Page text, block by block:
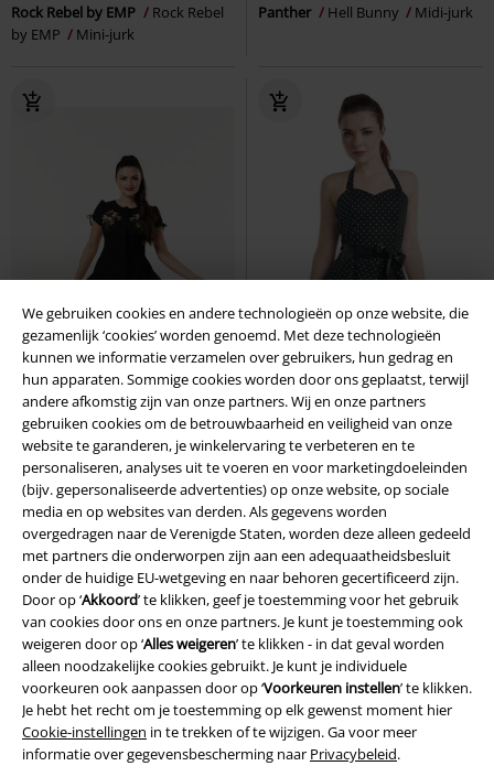
We gebruiken cookies en andere technologieën op onze website, die
gezamenlijk ‘cookies’ worden genoemd. Met deze technologieën
kunnen we informatie verzamelen over gebruikers, hun gedrag en
hun apparaten. Sommige cookies worden door ons geplaatst, terwijl
andere afkomstig zijn van onze partners. Wij en onze partners
gebruiken cookies om de betrouwbaarheid en veiligheid van onze
website te garanderen, je winkelervaring te verbeteren en te
personaliseren, analyses uit te voeren en voor marketingdoeleinden
(bijv. gepersonaliseerde advertenties) op onze website, op sociale
media en op websites van derden. Als gegevens worden
overgedragen naar de Verenigde Staten, worden deze alleen gedeeld
met partners die onderworpen zijn aan een adequaatheidsbesluit
onder de huidige EU-wetgeving en naar behoren gecertificeerd zijn.
Door op ‘Akkoord’ te klikken, geef je toestemming voor het gebruik
van cookies door ons en onze partners. Je kunt je toestemming ook
weigeren door op ‘Alles weigeren’ te klikken - in dat geval worden
alleen noodzakelijke cookies gebruikt. Je kunt je individuele
voorkeuren ook aanpassen door op ‘Voorkeuren instellen’ te klikken.
Je hebt het recht om je toestemming op elk gewenst moment hier
Cookie-instellingen in te trekken of te wijzigen. Ga voor meer
informatie over gegevensbescherming naar Privacybeleid.
Rock Rebel by EMP
Rock Rebel
by EMP
Mini-jurk
Panther Hell Bunny Midi-jurk
% Bijna uitverkocht
€ 53,99
Pandora Dress
Timeless London
Midi-jurk
% Bijna uitverkocht
vanaf€ 51,99
Small Dot Dress
H&R London
Midi-jurk